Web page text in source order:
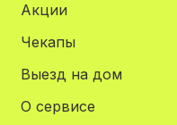
Акции
Чекапы
Выезд на дом
О сервисе